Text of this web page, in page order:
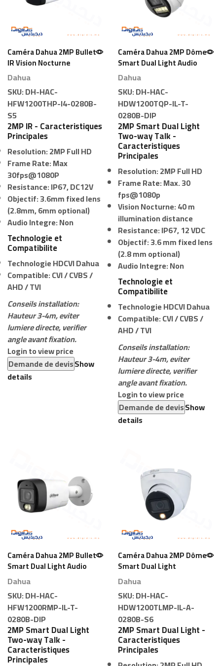
Caméra Dahua 2MP Bullet
IR Vision Nocturne
Dahua
SKU:DH-HAC-
HFW1200THP-I4-0280B-
S5
2MP IR - Caracteristiques
Principales
Resolution:2MP Full HD
Frame Rate:Max
30fps@1080P
Resistance:IP67, DC12V
Objectif:3.6mm fixed lens
(2.8mm, 6mm optional)
Audio Integre:Non
Technologie et
Compatibilite
Technologie HDCVI Dahua
Compatible: CVI / CVBS /
AHD / TVI
Conseils installation:
Hauteur 3-4m, eviter
lumiere directe, verifier
angle avant fixation.
Login to view price
Demande de devisShow
details
Caméra Dahua 2MP Dôme
Smart Dual Light Audio
Bidirectionnel
Dahua
SKU:DH-HAC-
HDW1200TQP-IL-T-
0280B-DIP
2MP Smart Dual Light
Two-way Talk -
Caracteristiques
Principales
Resolution:2MP Full HD
Frame Rate:Max. 30
fps@1080p
Vision Nocturne:40 m
illumination distance
Resistance:IP67, 12 VDC
Objectif:3.6 mm fixed lens
(2.8 mm optional)
Audio Integre:Non
Technologie et
Compatibilite
Technologie HDCVI Dahua
Compatible: CVI / CVBS /
AHD / TVI
Conseils installation:
Hauteur 3-4m, eviter
lumiere directe, verifier
angle avant fixation.
Login to view price
Demande de devisShow
details
Caméra Dahua 2MP Bullet
Smart Dual Light Audio
Bidirectionnel
Dahua
SKU:DH-HAC-
HFW1200RMP-IL-T-
0280B-DIP
2MP Smart Dual Light
Two-way Talk -
Caracteristiques
Principales
Caméra Dahua 2MP Dôme
Smart Dual Light
Dahua
SKU:DH-HAC-
HDW1200TLMP-IL-A-
0280B-S6
2MP Smart Dual Light -
Caracteristiques
Principales